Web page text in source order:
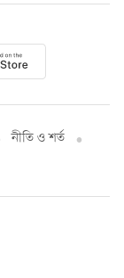
নীতি ও শর্ত